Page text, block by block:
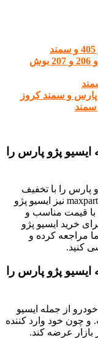
ایسیو دنا , پژو پارس و 405 تیوفایو , پژو 206 و 207 بوش
ایسیو پژو پارس را
پارس را با تخفیف
همچنین، در وبسایت maxpart.ir نیز ایسیو پژو
را با قیمت مناسب و
برای خرید ایسیو پژو
مراجعه کرده و
کنید.
ایسیو پژو پارس را
از جمله ایسیو
چون خود وارد کننده
بازار عرضه کند.